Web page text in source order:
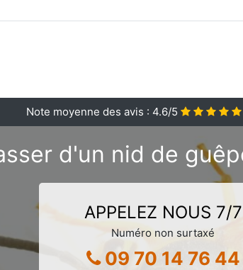
Note moyenne des avis : 4.6/5
d'un nid de
APPELEZ NOUS 7/7
Numéro non surtaxé
09 70 14 76 44